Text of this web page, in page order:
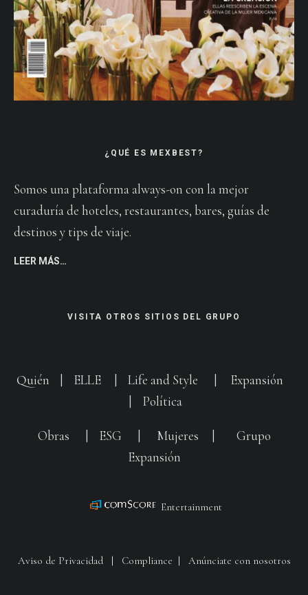
¿QUÉ ES MEXBEST?
Somos una plataforma always-on con la mejor
curaduría de hoteles, restaurantes, bares, guías de
destinos y tips de viaje.
LEER MÁS…
VISITA OTROS SITIOS DEL GRUPO
Quién ELLE Life and Style
Expansión
Política
Obras ESG Mujeres
Grupo
Expansión
Entertainment
Aviso de Privacidad| Compliance Anúnciate con nosotros